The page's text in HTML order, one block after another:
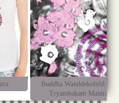
Buddha Wanddekobild mit
Tryambakam Mantra